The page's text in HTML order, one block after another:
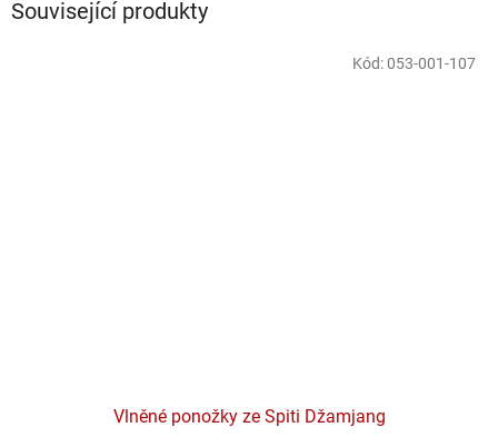
Související produkty
Vlněné ponožky ze Spiti Džamjang
Kód:053-001-107